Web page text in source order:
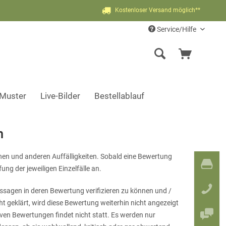
Kostenloser Versand möglich**
Service/Hilfe
Live-Bilder Bestellablauf
und anderen Auffälligkeiten. Sobald eine Bewertung
der jeweiligen Einzelfälle an.
in deren Bewertung verifizieren zu können und /
geklärt, wird diese Bewertung weiterhin nicht angezeigt
Bewertungen findet nicht statt. Es werden nur